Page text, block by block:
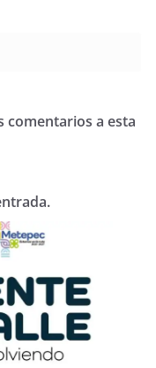
comentarios a esta